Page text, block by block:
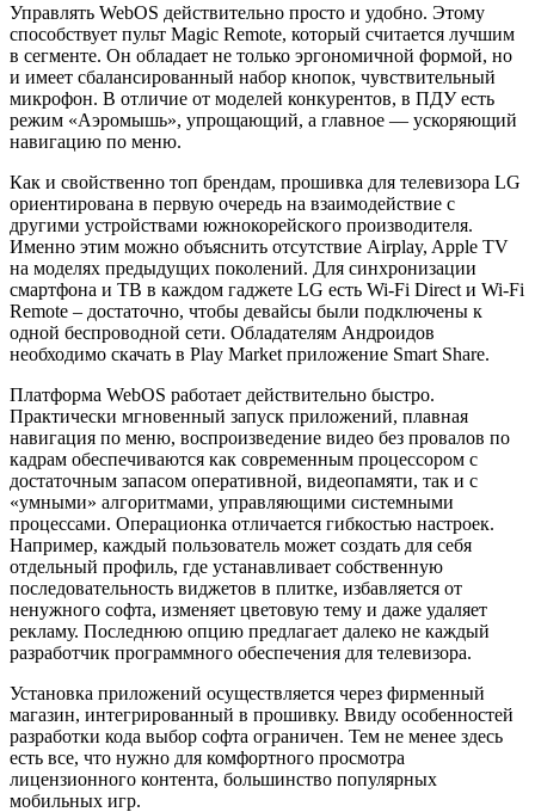
Управлять WebOS действительно просто и удобно. Этому
способствует пульт Magic Remote, который считается лучшим
в сегменте. Он обладает не только эргономичной формой, но
и имеет сбалансированный набор кнопок, чувствительный
микрофон. В отличие от моделей конкурентов, в ПДУ есть
режим «Аэромышь», упрощающий, а главное — ускоряющий
навигацию по меню.
Как и свойственно топ брендам, прошивка для телевизора LG
ориентирована в первую очередь на взаимодействие с
другими устройствами южнокорейского производителя.
Именно этим можно объяснить отсутствие Airplay, Apple TV
на моделях предыдущих поколений. Для синхронизации
смартфона и ТВ в каждом гаджете LG есть Wi-Fi Direct и Wi-Fi
Remote – достаточно, чтобы девайсы были подключены к
одной беспроводной сети. Обладателям Андроидов
необходимо скачать в Play Market приложение Smart Share.
Платформа WebOS работает действительно быстро.
Практически мгновенный запуск приложений, плавная
навигация по меню, воспроизведение видео без провалов по
кадрам обеспечиваются как современным процессором с
достаточным запасом оперативной, видеопамяти, так и с
«умными» алгоритмами, управляющими системными
процессами. Операционка отличается гибкостью настроек.
Например, каждый пользователь может создать для себя
отдельный профиль, где устанавливает собственную
последовательность виджетов в плитке, избавляется от
ненужного софта, изменяет цветовую тему и даже удаляет
рекламу. Последнюю опцию предлагает далеко не каждый
разработчик программного обеспечения для телевизора.
Установка приложений осуществляется через фирменный
магазин, интегрированный в прошивку. Ввиду особенностей
разработки кода выбор софта ограничен. Тем не менее здесь
есть все, что нужно для комфортного просмотра
лицензионного контента, большинство популярных
мобильных игр.